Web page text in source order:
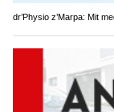
dr’Physio z’Marpa: Mit